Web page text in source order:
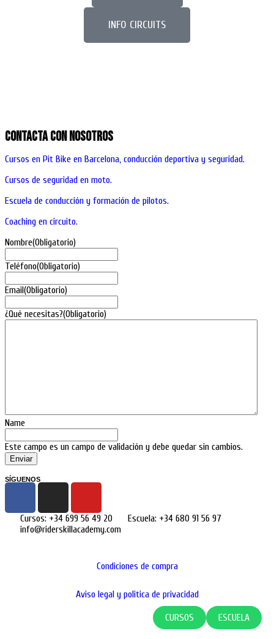
INFO CIRCUITS
Contacta con nosotros
Cursos en Pit Bike en Barcelona, conducción deportiva y seguridad.
Cursos de seguridad en moto.
Escuela de conducción y formación de pilotos.
Coaching en circuito.
Nombre(Obligatorio)
Teléfono(Obligatorio)
Email(Obligatorio)
¿Qué necesitas?(Obligatorio)
Name
Este campo es un campo de validación y debe quedar sin cambios.
SÍGUENOS
Cursos: +34 699 56 49 20
Escuela: +34 680 91 56 97
info@riderskillacademy.com
Condiciones de compra
Aviso legal y politica de privacidad
CURSOS ESCUELA